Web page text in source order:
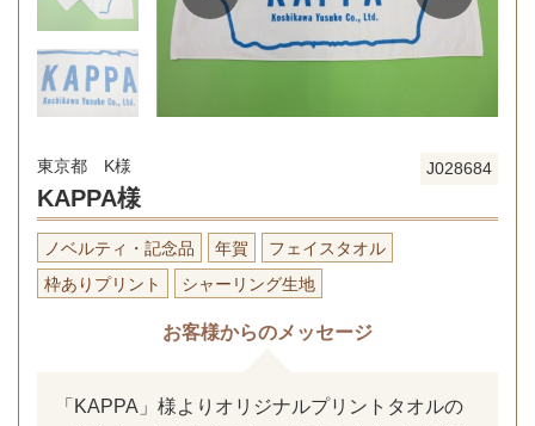
J028684
東京都 K様
KAPPA様
ノベルティ・記念品 年賀
フェイスタオル
枠ありプリント
シャーリング生地
お客様からのメッセージ
「KAPPA」様よりオリジナルプリントタオルの